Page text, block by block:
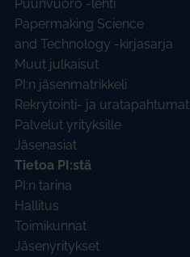
Puunvuoro -lehti
Papermaking Science
and Technology -kirjasarja
Muut julkaisut
PI:n jäsenmatrikkeli
Rekrytointi- ja uratapahtumat
Palvelut yrityksille
Jäsenasiat
Tietoa PI:stä
PI:n tarina
Hallitus
Toimikunnat
Jäsenyritykset